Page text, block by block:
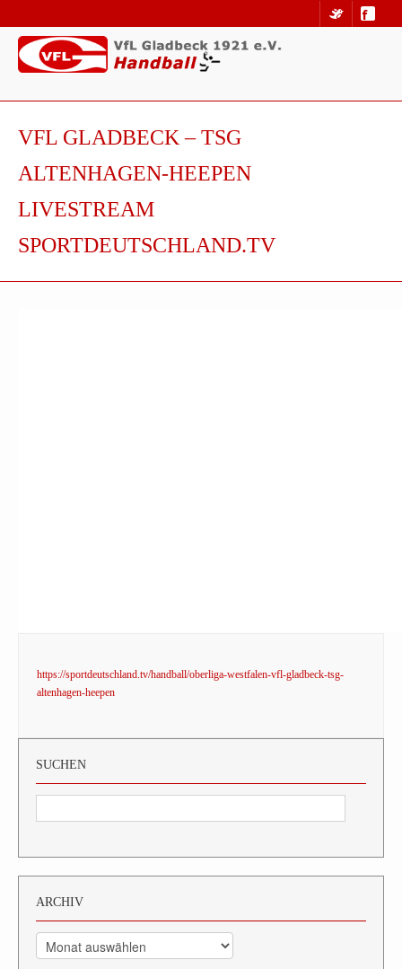
VFL GLADBECK – TSG
ALTENHAGEN-HEEPEN
LIVESTREAM
SPORTDEUTSCHLAND.TV
https://sportdeutschland.tv/handball/oberliga-westfalen-vfl-gladbeck-tsg-
altenhagen-heepen
SUCHEN
ARCHIV
Archiv